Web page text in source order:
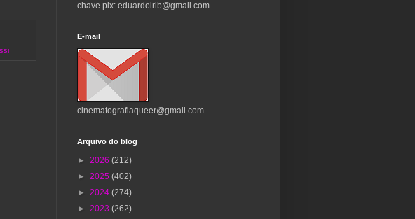
chave pix: eduardoirib@gmail.com
E-mail
cinematografiaqueer@gmail.com
Arquivo do blog
► 2026 (212)
► 2025 (402)
► 2024 (274)
► 2023 (262)